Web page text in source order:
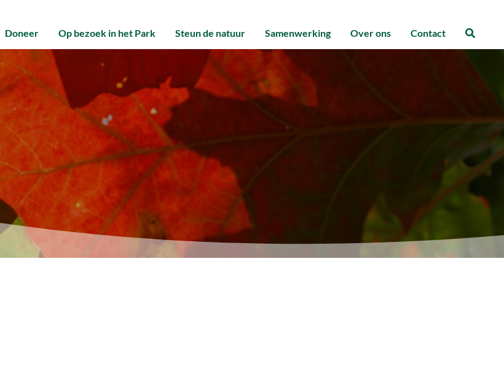
Doneer Op bezoek in het Park Steun de natuur Samenwerking Over ons Contact